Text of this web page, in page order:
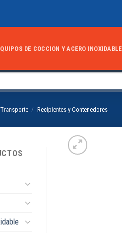
DE COCCION Y ACERO INOXIDABLE
/ Recipientes y Contenedores